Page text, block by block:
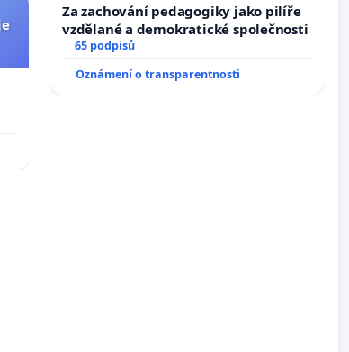
Za zachování pedagogiky jako pilíře
vzdělané a demokratické společnosti
65 podpisů
Oznámení o transparentnosti